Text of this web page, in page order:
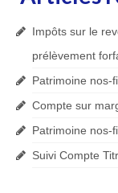
Impôts sur le
prélèvement
Patrimoine nos-
Compte sur
Patrimoine nos-
Suivi Compte